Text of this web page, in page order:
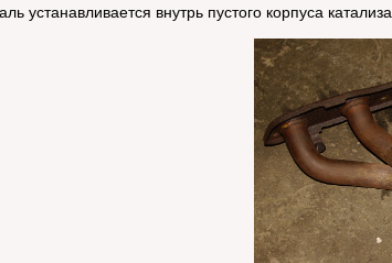
устанавливается внутрь пустого корпуса